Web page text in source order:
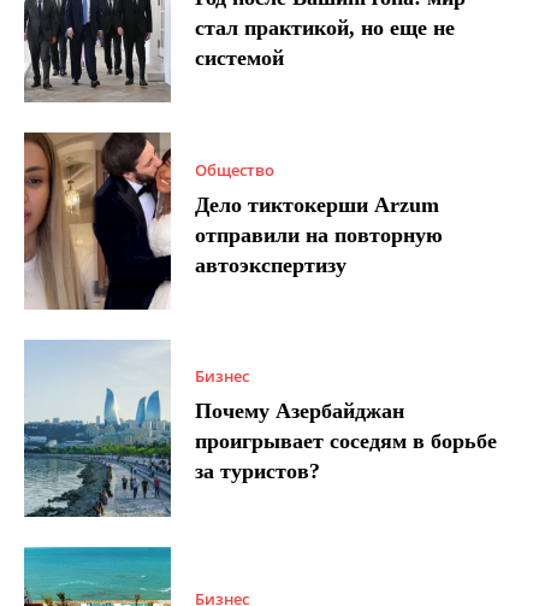
стал практикой, но еще не
системой
Общество
Дело тиктокерши Arzum
отправили на повторную
автоэкспертизу
Бизнес
Почему Азербайджан
проигрывает соседям в борьбе
за туристов?
Бизнес